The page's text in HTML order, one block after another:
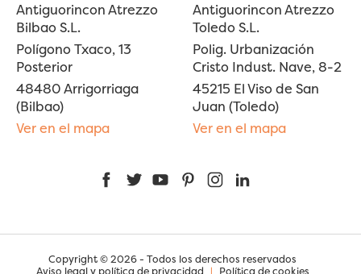
Antiguorincon Atrezzo
Bilbao S.L.
Polígono Txaco, 13
Posterior
48480 Arrigorriaga
(Bilbao)
Ver en el mapa
Antiguorincon Atrezzo
Toledo S.L.
Polig. Urbanización
Cristo Indust. Nave, 8-2
45215 El Viso de San
Juan (Toledo)
Ver en el mapa
FacebookTwitterYouTubePinterestInstagram
Copyright © 2026 - Todos los derechos reservados
Aviso legal y política de privacidad | Política de cookies